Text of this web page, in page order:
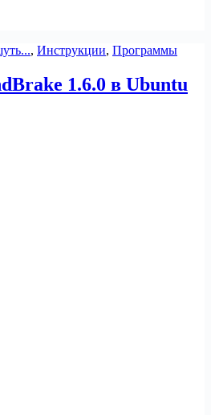
, Инструкции, Программы
1.6.0 в Ubuntu